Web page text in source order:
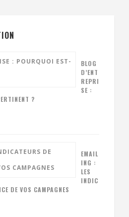
BLOG
D’ENT
REPRI
SE :
?
EMAIL
ING :
LES
INDIC
DE VOS CAMPAGNES